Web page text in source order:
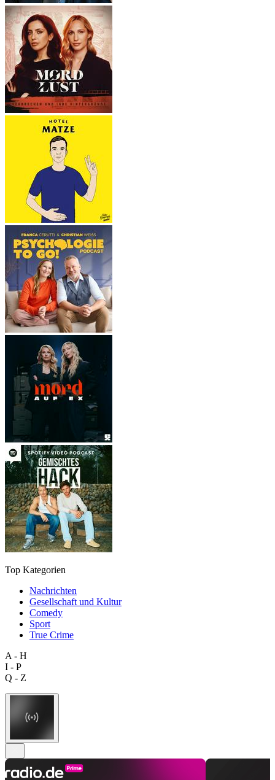
Top Kategorien
Nachrichten
Gesellschaft und Kultur
Comedy
Sport
True Crime
A - H
I - P
Q - Z